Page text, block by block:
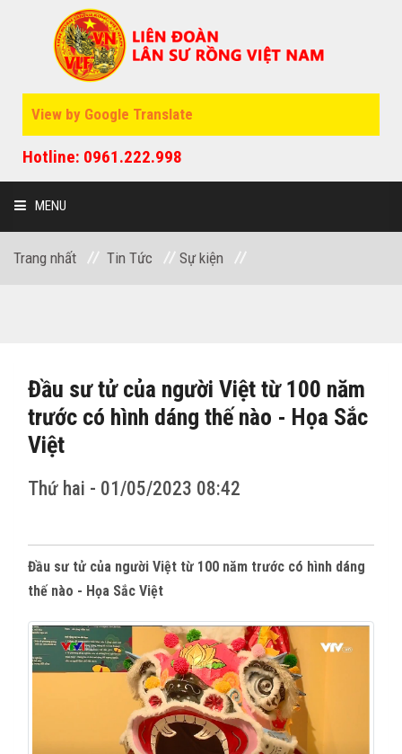
View by Google Translate
Hotline: 0961.222.998
MENU
CÁC TỈNH THÀNH
THẾ GIỚI
VIDEO CLIPS
Trang nhất Tin Tức Sự kiện
Đầu sư tử của người Việt từ 100 năm
trước có hình dáng thế nào - Họa Sắc
Việt
Thứ hai - 01/05/2023 08:42
Đầu sư tử của người Việt từ 100 năm trước có hình dáng
thế nào - Họa Sắc Việt